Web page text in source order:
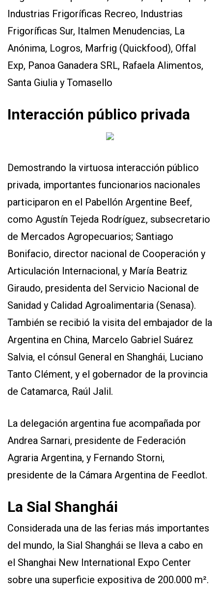
Industrias Frigoríficas Recreo, Industrias
Frigoríficas Sur, Italmen Menudencias, La
Anónima, Logros, Marfrig (Quickfood), Offal
Exp, Panoa Ganadera SRL, Rafaela Alimentos,
Santa Giulia y Tomasello
Interacción público privada
Demostrando la virtuosa interacción público
privada, importantes funcionarios nacionales
participaron en el Pabellón Argentine Beef,
como Agustín Tejeda Rodríguez, subsecretario
de Mercados Agropecuarios; Santiago
Bonifacio, director nacional de Cooperación y
Articulación Internacional, y María Beatriz
Giraudo, presidenta del Servicio Nacional de
Sanidad y Calidad Agroalimentaria (Senasa).
También se recibió la visita del embajador de la
Argentina en China, Marcelo Gabriel Suárez
Salvia, el cónsul General en Shanghái, Luciano
Tanto Clément, y el gobernador de la provincia
de Catamarca, Raúl Jalil.
La delegación argentina fue acompañada por
Andrea Sarnari, presidente de Federación
Agraria Argentina, y Fernando Storni,
presidente de la Cámara Argentina de Feedlot.
La Sial Shanghái
Considerada una de las ferias más importantes
del mundo, la Sial Shanghái se lleva a cabo en
el Shanghai New International Expo Center
sobre una superficie expositiva de 200.000 m².